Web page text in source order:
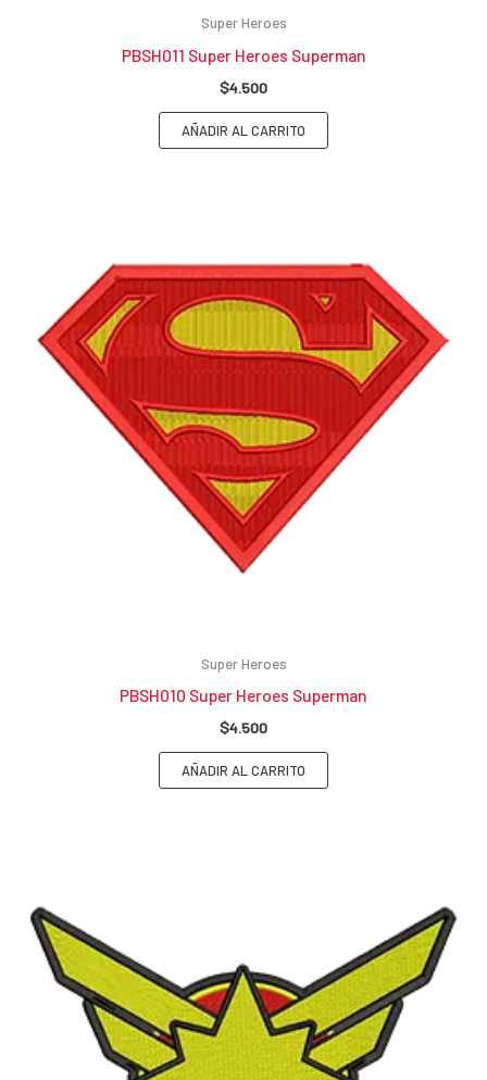
Super Heroes
PBSH011 Super Heroes Superman
$4.500
AÑADIR AL CARRITO
Super Heroes
PBSH010 Super Heroes Superman
$4.500
AÑADIR AL CARRITO